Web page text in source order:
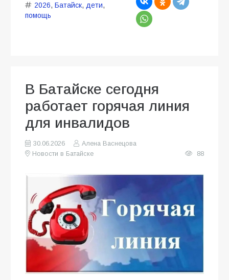
2026, Батайск, дети,
помощь
В Батайске сегодня
работает горячая линия
для инвалидов
30.06.2026
Алена Васнецова
Новости в Батайске
88